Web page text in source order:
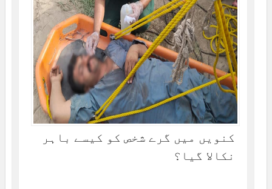
کنویں میں گرے شخص کو کیسے باہر
نکالا گیا؟